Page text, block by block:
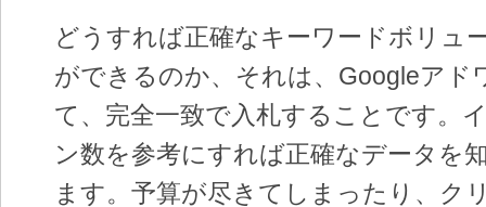
どうすれば正確なキーワードボリュ
ができるのか、それは、Googleアド
て、完全一致で入札することです。
ン数を参考にすれば正確なデータを
ます。予算が尽きてしまったり、ク